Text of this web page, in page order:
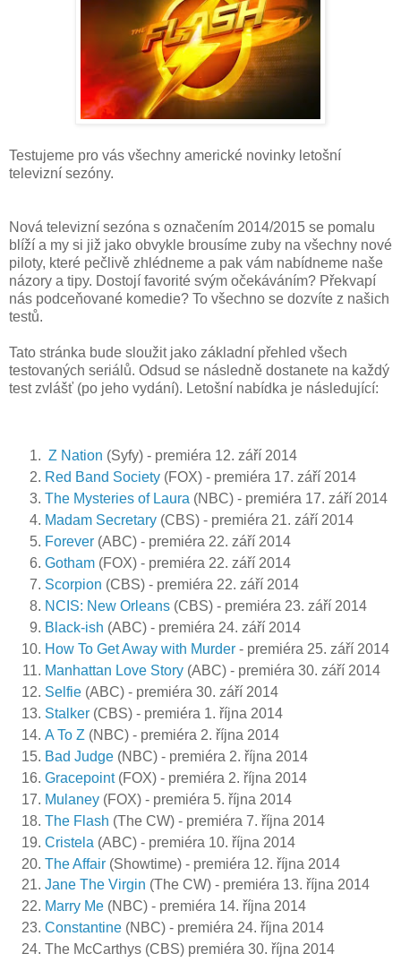
Testujeme pro vás všechny americké novinky letošní
televizní sezóny.
Nová televizní sezóna s označením 2014/2015 se pomalu
blíží a my si již jako obvykle brousíme zuby na všechny nové
piloty, které pečlivě zhlédneme a pak vám nabídneme naše
názory a tipy. Dostojí favorité svým očekáváním? Překvapí
nás podceňované komedie? To všechno se dozvíte z našich
testů.
Tato stránka bude sloužit jako základní přehled všech
testovaných seriálů. Odsud se následně dostanete na každý
test zvlášť (po jeho vydání). Letošní nabídka je následující:
Z Nation (Syfy) - premiéra 12. září 2014
Red Band Society (FOX) - premiéra 17. září 2014
The Mysteries of Laura (NBC) - premiéra 17. září 2014
Madam Secretary (CBS) - premiéra 21. září 2014
Forever (ABC) - premiéra 22. září 2014
Gotham (FOX) - premiéra 22. září 2014
Scorpion (CBS) - premiéra 22. září 2014
NCIS: New Orleans (CBS) - premiéra 23. září 2014
Black-ish (ABC) - premiéra 24. září 2014
How To Get Away with Murder - premiéra 25. září 2014
Manhattan Love Story (ABC) - premiéra 30. září 2014
Selfie (ABC) - premiéra 30. září 2014
Stalker (CBS) - premiéra 1. října 2014
A To Z (NBC) - premiéra 2. října 2014
Bad Judge (NBC) - premiéra 2. října 2014
Gracepoint(FOX) - premiéra 2. října 2014
Mulaney (FOX) - premiéra 5. října 2014
The Flash (The CW) - premiéra 7. října 2014
Cristela (ABC) - premiéra 10. října 2014
The Affair (Showtime) - premiéra 12. října 2014
Jane The Virgin (The CW) - premiéra 13. října 2014
Marry Me (NBC) - premiéra 14. října 2014
Constantine (NBC) - premiéra 24. října 2014
The McCarthys (CBS) premiéra 30. října 2014